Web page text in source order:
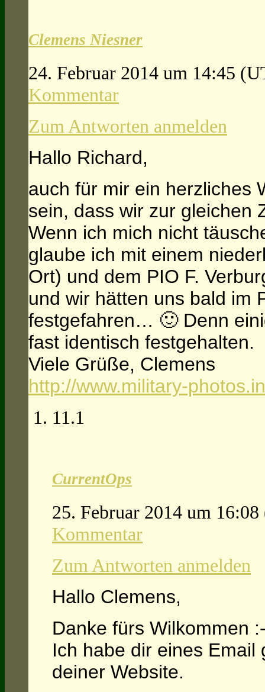
Clemens Niesner
24. Februar 2014 um 14:45
Kommentar
Zum Antworten anmelden
Hallo Richard,
auch für mir ein herzliches
sein, dass wir zur gleichen
Wenn ich mich nicht
glaube ich mit einem
Ort) und dem PIO F.
und wir hätten uns bald im
festgefahren… 🙂 Denn
fast identisch festgehalten.
Viele Grüße, Clemens
http://www.military-
11.1
CurrentOps
25. Februar 2014 um 16:08
Kommentar
Zum Antworten anmelden
Hallo Clemens,
Danke fürs Wilkommen
Ich habe dir eines
deiner Website.